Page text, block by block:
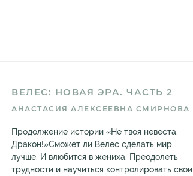
ВЕЛЕС: НОВАЯ ЭРА. ЧАСТЬ 2
АНАСТАСИЯ АЛЕКСЕЕВНА СМИРНОВА
Продолжение истории «Не твоя невеста.
Дракон!»Сможет ли Велес сделать мир
лучше. И влюбится в жениха. Преодолеть
трудности и научиться контролировать свои